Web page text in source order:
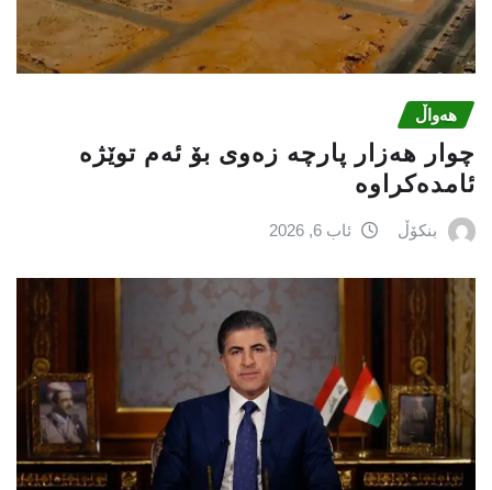
هەواڵ
چوار هەزار پارچە زەوی بۆ ئەم توێژە
ئامدەکراوە
بنکۆڵ ئاب 6, 2026